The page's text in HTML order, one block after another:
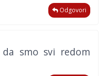
Odgovori
smo svi redom